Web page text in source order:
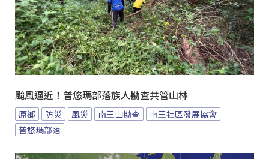
颱風逼近！普悠瑪部落族人勘查共管山林
原鄉 防災 風災 南王山勘查
南王社區發展協會
普悠瑪部落